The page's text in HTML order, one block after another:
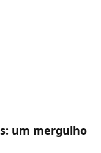
um mergulho